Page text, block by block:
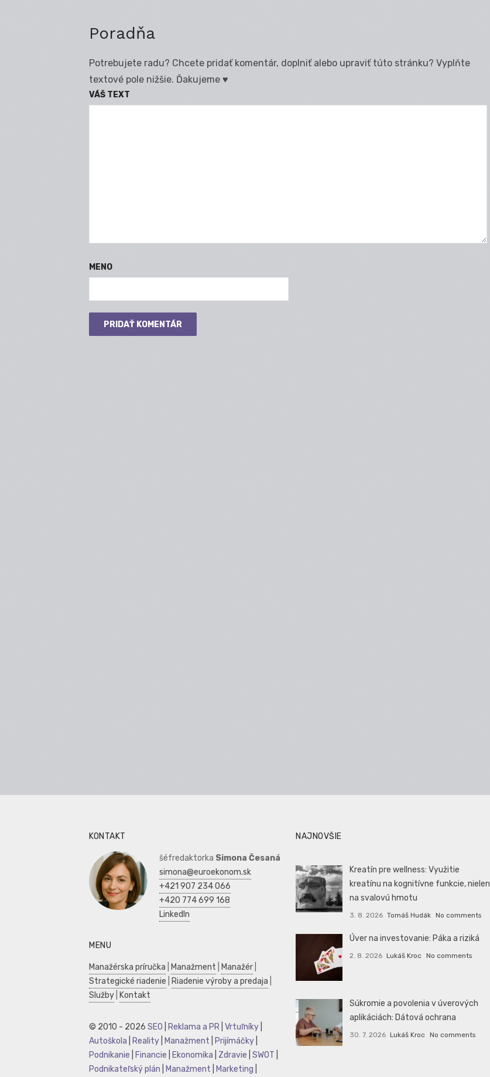
Poradňa
Potrebujete radu? Chcete pridať komentár, doplniť alebo upraviť túto stránku? Vyplňte
textové pole nižšie. Ďakujeme ♥
VÁŠ TEXT
MENO
KONTAKT
šéfredaktorka Simona Česaná
simona@euroekonom.sk
+421 907 234 066
+420 774 699 168
LinkedIn
MENU
Manažérska príručka Manažment Manažér
Strategické riadenie
Riadenie výroby a predaja
Služby
Kontakt
© 2010 - 2026 SEO Reklama a PR Vrtuľníky
Autoškola
Reality Manažment Prijímáčky
Podnikanie
Financie Ekonomika Zdravie SWOT
Podnikateľský plán
Manažment Marketing
NAJNOVŠIE
Kreatín pre wellness: Využitie
kreatínu na kognitívne funkcie, nielen
na svalovú hmotu
3. 8. 2026 Tomáš Hudák No comments
Úver na investovanie: Páka a riziká
2. 8. 2026 Lukáš Kroc No comments
Súkromie a povolenia v úverových
aplikáciách: Dátová ochrana
30. 7. 2026 Lukáš Kroc No comments